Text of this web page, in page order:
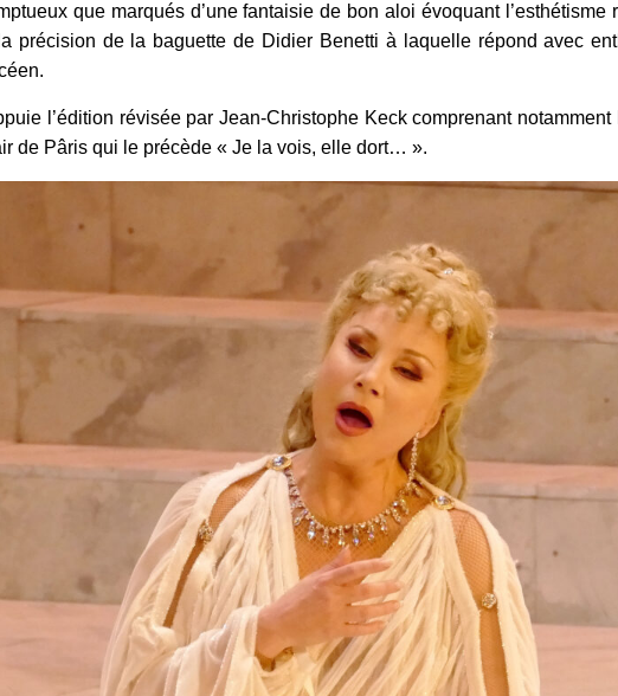
que marqués d’une fantaisie de bon aloi évoquant l’esthétisme
précision de la baguette de Didier Benetti à laquelle répond avec
l’édition révisée par Jean-Christophe Keck comprenant
de Pâris qui le précède « Je la vois, elle dort… ».